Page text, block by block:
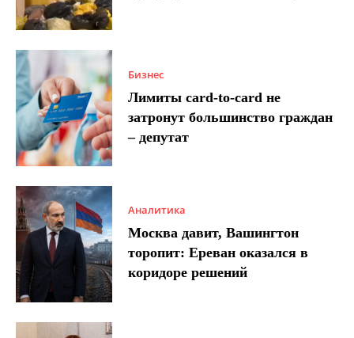
Бизнес
Лимиты card-to-card не
затронут большинство граждан
– депутат
Аналитика
Москва давит, Вашингтон
торопит: Ереван оказался в
коридоре решений